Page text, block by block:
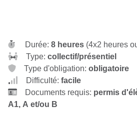
Durée: 8 heures (4x2 heures
Type: collectif/présentiel
Type d'obligation: obligatoire
Difficulté: facile
Documents requis: permis
A1, A et/ou B